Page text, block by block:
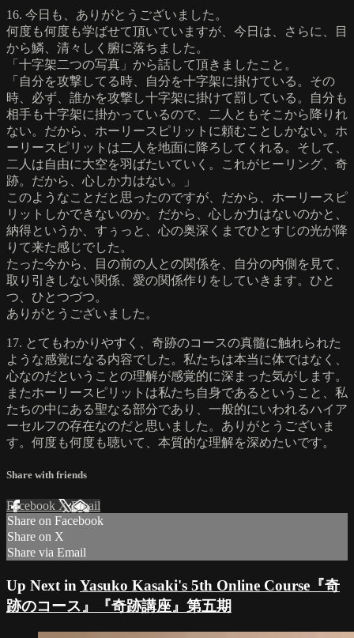
16. 今日も、ありがとうございました。
何度も何度も学ばせて頂いていますが、今日は、さらに、目
から鱗、清々しく腑に落ちました。
「十字架二つの写真」から話して頂きましたこと。
「自分を攻撃してる時、自分を十字架に掛けている。その
時、必ず、誰かを攻撃し十字架に掛けて罰している。自分も
相手も十字架に掛かっているので、二人ともそこから降りれ
ない。だから、ホーリースピリットに頼むことしかない。ホ
ーリースピリットは二人を地面に降ろしてくれる。そして、
二人は自由に大空を羽ばたいていく。これがヒーリング、奇
跡。だから、心しか力はない。」
このようなことだと思ったのですが、だから、ホーリースピ
リットしかできないのか。だから、心しか力はないのかと、
納得というか、すぅっと、心の奥深くまでひとすじの光が降
りて来た感じでした。
たった今から、目の前の人との関係を、自分の内側を見て、
取り引きしない関係、愛の関係作りをしていきます。ひと
つ、ひとつづつ。
ありがとうございました。
17. とてもわかりやすく、奇跡のコースの真髓に触れられた
ような感覚になる内容でした。私たちは本当に体ではなく、
心なのだということの理解が感覚的に深まった気がします。
またホーリースピリットは私たち自身であるということ、私
たちの中にある聖なる部分であり、一般的にいわれるハイア
ーセルフの存在なのだと思いました。ありがとうございま
す。何度も何度も聴いて、本質的な理解を深めたいです。
Share with friends
Facebook XEmail
Share on Facebook
Share on X
Share via Email
Up Next in Yasuko Kasaki's 5th Online Course『奇
跡のコース』『奇跡講座』第五期